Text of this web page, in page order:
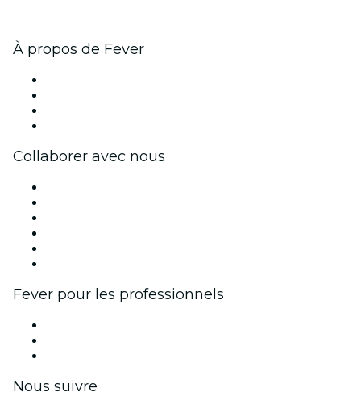
À propos de Fever
Collaborer avec nous
Fever pour les professionnels
Nous suivre